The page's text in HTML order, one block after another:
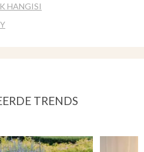
HANGISI
TRENDS